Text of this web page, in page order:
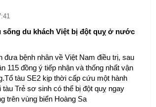
du khách Việt bị đột quỵ ở nước
bệnh nhân về Việt Nam điều trị, sau
115 đồng ý tiếp nhận và thống nhất vận
tàu SE2 kịp thời cấp cứu một hành
Trẻ sơ sinh có thể bị đột quỵ ngay
trên vùng biển Hoàng Sa